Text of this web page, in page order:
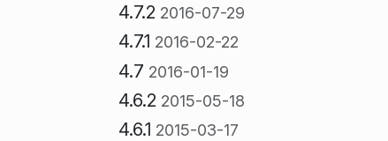
4.7.2 2016-07-29
4.7.1 2016-02-22
4.7 2016-01-19
4.6.2 2015-05-18
4.6.1 2015-03-17